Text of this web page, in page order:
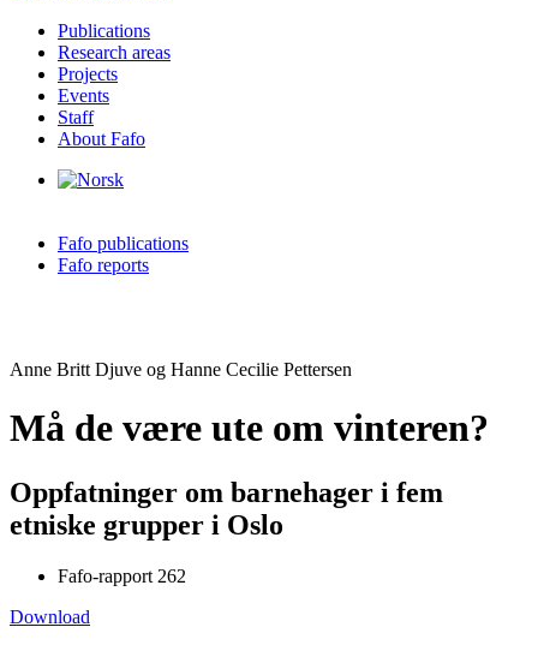
Publications
Research areas
Projects
Events
Staff
About Fafo
Fafo publications
Fafo reports
Anne Britt Djuve og Hanne Cecilie Pettersen
Må de være ute om vinteren?
Oppfatninger om barnehager i fem
etniske grupper i Oslo
Fafo-rapport 262
Download